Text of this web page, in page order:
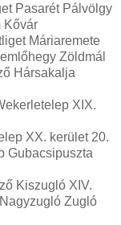
Pasarét Pálvölgy
Kővár
Máriaremete
Zöldmál
Hársakalja
XIX.
XX. kerület 20.
Gubacsipuszta
Kiszugló XIV.
Zugló